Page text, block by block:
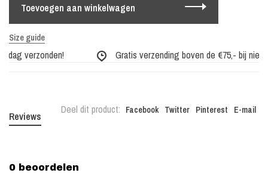
Toevoegen aan winkelwagen
Size guide
verzonden! Gratis verzending boven de €75,- bij
Deel dit product: Facebook Twitter Pinterest E-mail
Reviews
0 beoordelen